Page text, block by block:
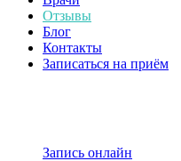
Отзывы
Блог
Контакты
Записаться на приём
Запись онлайн